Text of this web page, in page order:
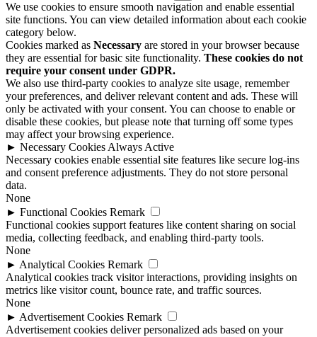
We use cookies to ensure smooth navigation and enable essential
site functions. You can view detailed information about each cookie
category below.
Cookies marked as Necessary are stored in your browser because
they are essential for basic site functionality. These cookies do not
require your consent under GDPR.
We also use third-party cookies to analyze site usage, remember
your preferences, and deliver relevant content and ads. These will
only be activated with your consent. You can choose to enable or
disable these cookies, but please note that turning off some types
may affect your browsing experience.
► Necessary Cookies Always Active
Necessary cookies enable essential site features like secure log-ins
and consent preference adjustments. They do not store personal
data.
None
► Functional Cookies Remark
Functional cookies support features like content sharing on social
media, collecting feedback, and enabling third-party tools.
None
► Analytical Cookies Remark
Analytical cookies track visitor interactions, providing insights on
metrics like visitor count, bounce rate, and traffic sources.
None
► Advertisement Cookies Remark
Advertisement cookies deliver personalized ads based on your